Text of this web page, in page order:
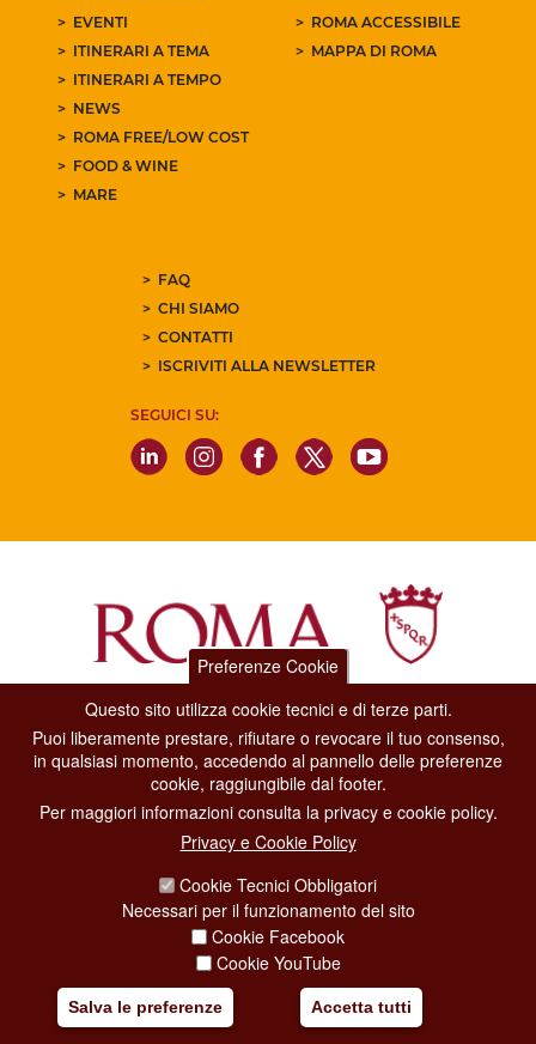
EVENTI
ITINERARI A TEMA
ITINERARI A TEMPO
NEWS
ROMA FREE/LOW COST
FOOD & WINE
MARE
ROMA ACCESSIBILE
MAPPA DI ROMA
FAQ
CHI SIAMO
CONTATTI
ISCRIVITI ALLA NEWSLETTER
SEGUICI SU:
Dipartimento Grandi Eventi, Sport, Turismo e Moda.
Via di San Basilio, 51
00187 Roma
CONTACT CENTER TEL. 06 06 08
CONTATTA LA REDAZIONE
SOCIAL MEDIA POLICY
Preferenze Cookie
Questo sito utilizza cookie tecnici e di terze parti.
Puoi liberamente prestare, rifiutare o revocare il tuo consenso,
in qualsiasi momento, accedendo al pannello delle preferenze
cookie, raggiungibile dal footer.
Per maggiori informazioni consulta la privacy e cookie policy.
Privacy e Cookie Policy
Cookie Tecnici Obbligatori
Necessari per il funzionamento del sito
Cookie Facebook
Cookie YouTube
Salva le preferenze Accetta tutti